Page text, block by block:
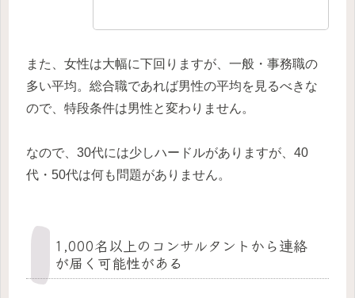
また、女性は大幅に下回りますが、一般・事務職の
多い平均。総合職であれば男性の平均を見るべきな
ので、特段条件は男性と変わりません。
なので、30代には少しハードルがありますが、40
代・50代は何も問題がありません。
1,000名以上のコンサルタントから連絡
が届く可能性がある